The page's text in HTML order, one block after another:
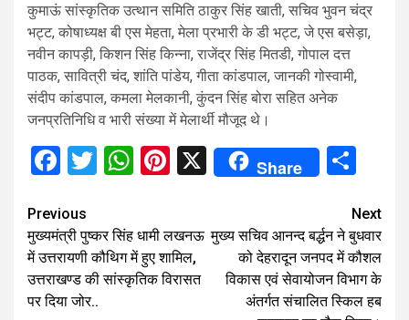
कुमाऊं सांस्कृतिक उत्थान समिति ठाकुर सिंह खाती, सचिव भुवन चंद्र
भट्ट, कोषाध्यक्ष बी एस मेहता, मेला प्रभारी के डी भट्ट, जे एस बसेड़ा,
नवीन कापड़ी, किशन सिंह किन्ना, राजेंद्र सिंह मितडी, गोपाल दत्त
पाठक, सावित्री चंद, शांति पांडेय, गीता कांडपाल, जानकी गोस्वामी,
संदीप कांडपाल, कमला मेलकानी, कुंदन सिंह बोरा सहित अनेक
जनप्रतिनिधि व भारी संख्या में मेलार्थी मौजूद थे।
Facebook
Twitter
WhatsApp
Pinterest
X Share
Continue
Reading
Previous
मुख्यमंत्री पुष्कर सिंह धामी लखनऊ
में उत्तरायणी कौथिग में हुए शामिल,
उत्तराखण्ड की सांस्कृतिक विरासत
पर दिया जोर..
Next
मुख्य सचिव आनन्द बर्द्धन ने बुधवार
को देहरादून जनपद में कौशल
विकास एवं सेवायोजन विभाग के
अंतर्गत संचालित स्किल हब